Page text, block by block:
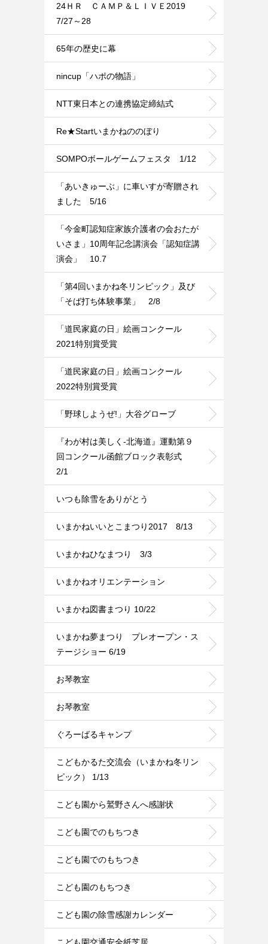
24ＨＲ ＣＡＭＰ＆ＬＩＶＥ2019
7/27～28
65年の歴史に幕
nincup「ハポの物語」
NTT東日本との連携協定締結式
Re★Startいまかねののぼり
SOMPOボールゲームフェスタ 1/12
「あいきゅーぶ」に車いすが寄贈され
ました 5/16
「今金町認知症家族介護者の会おたが
いさま」10周年記念講演会「認知症講
演会」 10.7
「第4回いまかね冬リンピック」及び
「そば打ち体験事業」 2/8
「道民家庭の日」絵画コンクール
2021特別賞受賞
「道民家庭の日」絵画コンクール
2022特別賞受賞
「野球しようぜ!」大谷グローブ
『わが村は美しく-北海道』運動第９
回コンクール函館ブロック表彰式
2/1
いつも除雪をありがとう
いまかねいいとこまつり2017 8/13
いまかねひなまつり 3/3
いまかねオリエンテーション
いまかね図書まつり 10/22
いまかね夢まつり プレオープン・ス
テージショー 6/19
お琴教室
お琴教室
ぐろーばるキャンプ
こどもかるた交流会（いまかね冬リン
ピック） 1/13
こども園から鷲野さんへ感謝状
こども園でのもちつき
こども園でのもちつき
こども園のもちつき
こども園の除雪感謝カレンダー
こども園交通安全紙芝居